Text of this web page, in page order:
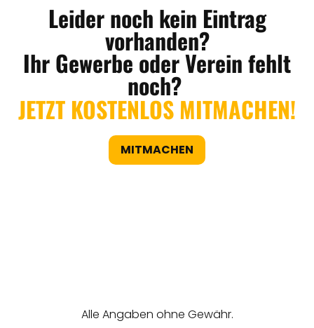
Leider noch kein Eintrag
vorhanden?
Ihr Gewerbe oder Verein fehlt
noch?
JETZT KOSTENLOS MITMACHEN!
MITMACHEN